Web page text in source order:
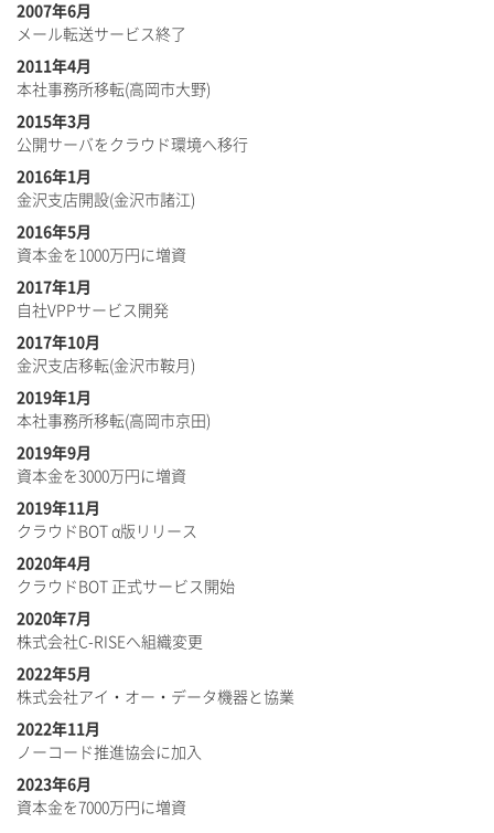
2007年6月
メール転送サービス終了
2011年4月
本社事務所移転(高岡市大野)
2015年3月
公開サーバをクラウド環境へ移行
2016年1月
金沢支店開設(金沢市諸江)
2016年5月
資本金を1000万円に増資
2017年1月
自社VPPサービス開発
2017年10月
金沢支店移転(金沢市鞍月)
2019年1月
本社事務所移転(高岡市京田)
2019年9月
資本金を3000万円に増資
2019年11月
クラウドBOT α版リリース
2020年4月
クラウドBOT 正式サービス開始
2020年7月
株式会社C-RISEへ組織変更
2022年5月
株式会社アイ・オー・データ機器と協業
2022年11月
ノーコード推進協会に加入
2023年6月
資本金を7000万円に増資